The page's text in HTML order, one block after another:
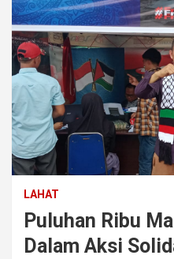
LAHAT
Puluhan Ribu
Dalam Aksi